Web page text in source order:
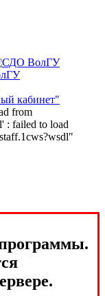
кабинет"
from
: failed to load